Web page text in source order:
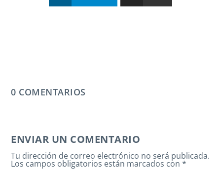
0 COMENTARIOS
ENVIAR UN COMENTARIO
Tu dirección de correo electrónico no será publicada.
Los campos obligatorios están marcados con*